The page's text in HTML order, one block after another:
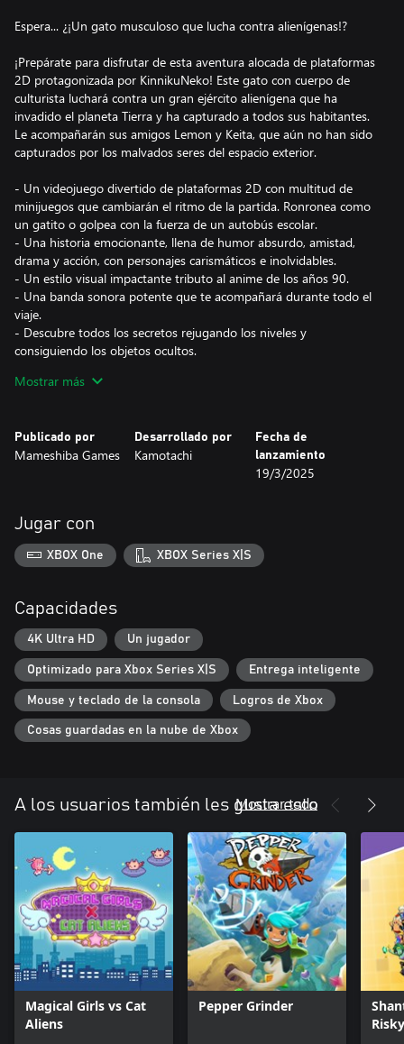
Espera... ¿¡Un gato musculoso que lucha contra alienígenas!?
¡Prepárate para disfrutar de esta aventura alocada de plataformas
2D protagonizada por KinnikuNeko! Este gato con cuerpo de
culturista luchará contra un gran ejército alienígena que ha
invadido el planeta Tierra y ha capturado a todos sus habitantes.
Le acompañarán sus amigos Lemon y Keita, que aún no han sido
capturados por los malvados seres del espacio exterior.
- Un videojuego divertido de plataformas 2D con multitud de
minijuegos que cambiarán el ritmo de la partida. Ronronea como
un gatito o golpea con la fuerza de un autobús escolar.
- Una historia emocionante, llena de humor absurdo, amistad,
drama y acción, con personajes carismáticos e inolvidables.
- Un estilo visual impactante tributo al anime de los años 90.
- Una banda sonora potente que te acompañará durante todo el
viaje.
- Descubre todos los secretos rejugando los niveles y
consiguiendo los objetos ocultos.
de salvar a la humanidad.
¡Pero ten cuidado, la esbelta y feroz general Pitaya junto a sus
Descubre las intenciones de esta civilización malvada en una
historia llena de humor, amistad, drama y acción. ¡Todo con una
estética visual propia del anime de los 90 y de la animación
¿Por qué los alienígenas decidieron invadir la Tierra?
¿Con qué propósito capturaron a todos los humanos?
¿Qué les atrajo hasta aquí?
Y la pregunta del millón... ¿¡Un gato musculoso!?
Mostrar más
Publicado por
Mameshiba Games
Desarrollado por
Kamotachi
Fecha de
lanzamiento
19/3/2025
Jugar con
XBOX One XBOX Series X|S
Capacidades
4K Ultra HD Un jugador
Optimizado para Xbox Series X|S Entrega inteligente
Mouse y teclado de la consola Logros de Xbox
Cosas guardadas en la nube de Xbox
A los usuarios también les gusta esto
Mostrar todo
Magical Girls vs Cat
Aliens
Pepper Grinder